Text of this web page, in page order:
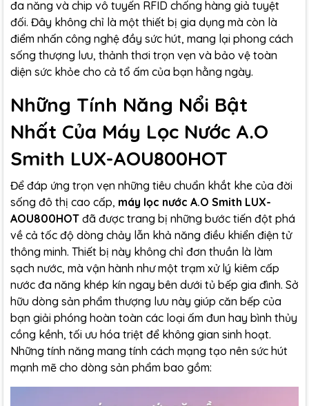
đa năng và chip vô tuyến RFID chống hàng giả tuyệt
đối. Đây không chỉ là một thiết bị gia dụng mà còn là
điểm nhấn công nghệ đầy sức hút, mang lại phong cách
sống thượng lưu, thảnh thơi trọn vẹn và bảo vệ toàn
diện sức khỏe cho cả tổ ấm của bạn hằng ngày.
Những Tính Năng Nổi Bật
Nhất Của Máy Lọc Nước A.O
Smith LUX-AOU800HOT
Để đáp ứng trọn vẹn những tiêu chuẩn khắt khe của đời
sống đô thị cao cấp, máy lọc nước A.O Smith LUX-
AOU800HOT đã được trang bị những bước tiến đột phá
về cả tốc độ dòng chảy lẫn khả năng điều khiển điện tử
thông minh. Thiết bị này không chỉ đơn thuần là làm
sạch nước, mà vận hành như một trạm xử lý kiêm cấp
nước đa năng khép kín ngay bên dưới tủ bếp gia đình. Sở
hữu dòng sản phẩm thượng lưu này giúp căn bếp của
bạn giải phóng hoàn toàn các loại ấm đun hay bình thủy
cồng kềnh, tối ưu hóa triệt để không gian sinh hoạt.
Những tính năng mang tính cách mạng tạo nên sức hút
mạnh mẽ cho dòng sản phẩm bao gồm: